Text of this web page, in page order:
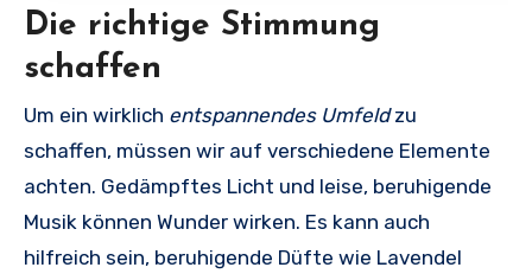
Die richtige Stimmung
schaffen
Um ein wirklich entspannendes Umfeldzu
schaffen, müssen wir auf verschiedene Elemente
achten. Gedämpftes Licht und leise, beruhigende
Musik können Wunder wirken. Es kann auch
hilfreich sein, beruhigende Düfte wie Lavendel